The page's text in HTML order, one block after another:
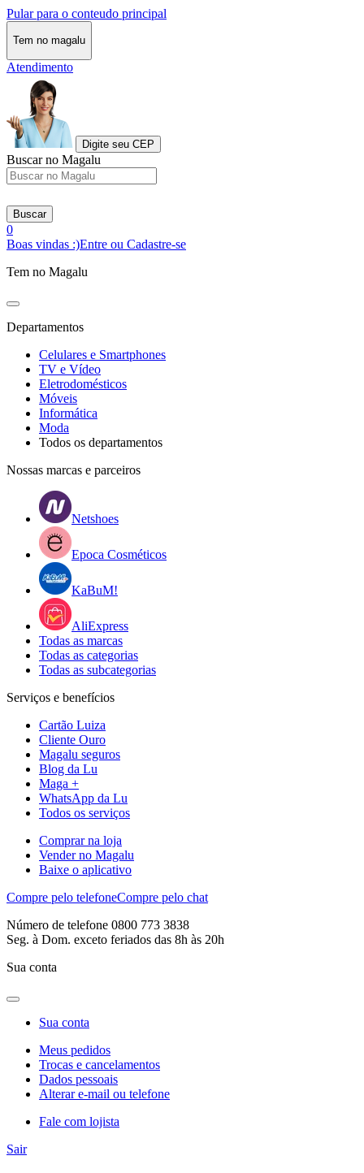
Pular para o conteudo principal
Tem no magalu
Atendimento
Digite seu CEP
Buscar no Magalu
Buscar
0
Boas vindas :)Entre ou Cadastre-se
Tem no Magalu
Departamentos
Celulares e Smartphones
TV e Vídeo
Eletrodomésticos
Móveis
Informática
Moda
Todos os departamentos
Nossas marcas e parceiros
Netshoes
Epoca Cosméticos
KaBuM!
AliExpress
Todas as marcas
Todas as categorias
Todas as subcategorias
Serviços e benefícios
Cartão Luiza
Cliente Ouro
Magalu seguros
Blog da Lu
Maga +
WhatsApp da Lu
Todos os serviços
Comprar na loja
Vender no Magalu
Baixe o aplicativo
Compre pelo telefoneCompre pelo chat
Número de telefone 0800 773 3838
Seg. à Dom. exceto feriados das 8h às 20h
Sua conta
Sua conta
Meus pedidos
Trocas e cancelamentos
Dados pessoais
Alterar e-mail ou telefone
Fale com lojista
Sair